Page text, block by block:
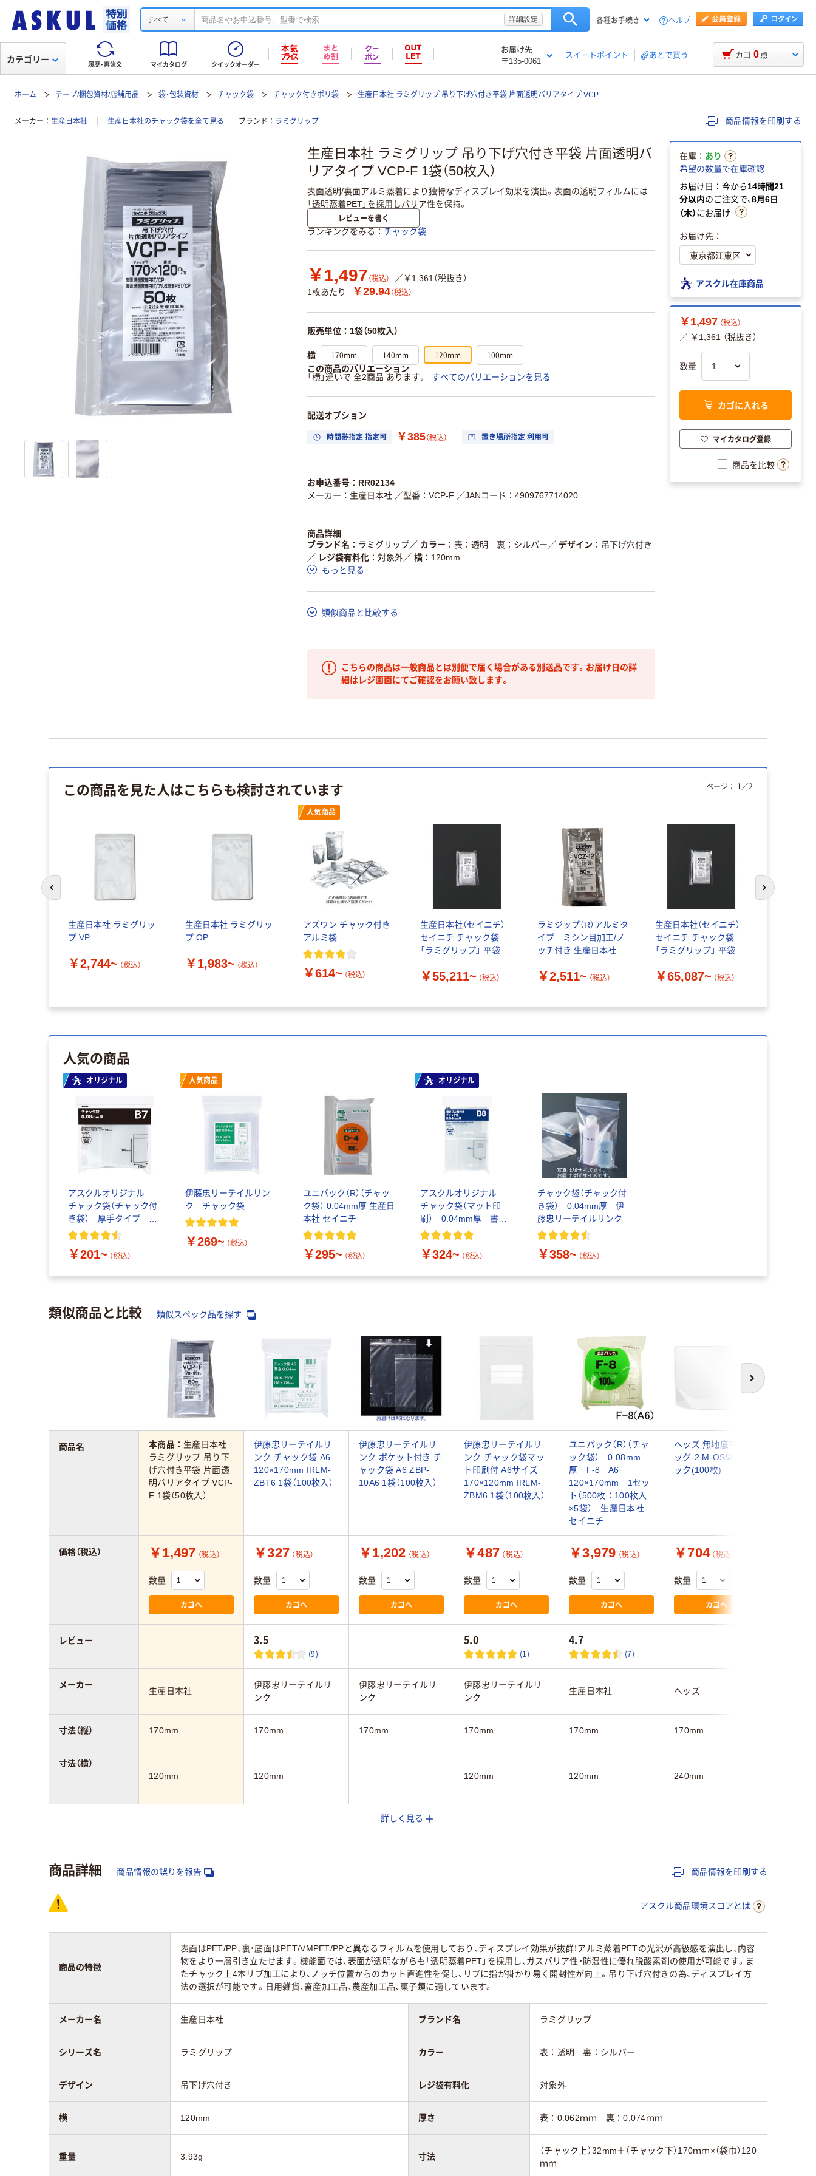
すべて 詳細設定 各種お手続き ヘルプ
履歴・再注文 マイカタログ クイックオーダー
お届け先
〒135-0061
スイートポイント あとで買う
カテゴリー カゴ 0 点
ホーム テープ/梱包資材/店舗用品 袋・包装資材 チャック袋 チャック付きポリ袋 生産日本社 ラミグリップ 吊り下げ穴付き平袋 片面透明バリアタイプ VCP
メーカー 生産日本社 生産日本社のチャック袋を全て見る ブランド ラミグリップ 商品情報を印刷する
生産日本社 ラミグリップ 吊り下げ穴付き平袋 片面透明バ
リアタイプ VCP-F 1袋（50枚入）
表面透明/裏面アルミ蒸着により独特なディスプレイ効果を演出。表面の透明フィルムには
「透明蒸着PET」を採用しバリア性を保持。
レビューを書く
ランキングをみる チャック袋
￥1,497 （税込）
／￥1,361（税抜き）
1枚あたり
￥29.94（税込）
販売単位：1袋（50枚入）
横 170mm 140mm 120mm 100mm
この商品のバリエーション
「横」違いで 全2商品 あります。
すべてのバリエーションを見る
配送オプション
時間帯指定 指定可 ￥385（税込） 置き場所指定 利用可
お申込番号：RR02134
メーカー：生産日本社 ／型番：VCP-F ／JANコード：4909767714020
商品詳細
ブランド名
ラミグリップ／ カラー 表：透明 裏：シルバー ／ デザイン
吊下げ穴付き
／ レジ袋有料化 対象外／ 横
120mm
もっと見る
類似商品と比較する
こちらの商品は一般商品とは別便で届く場合がある別送品です。お届け日の詳
細はレジ画面にてご確認をお願い致します。
在庫： あり
希望の数量で在庫確認
お届け日：今から14時間21
分以内のご注文で、8月6日
（木）にお届け
お届け先：
アスクル在庫商品
￥1,497 （税込）
／ ￥1,361 （税抜き）
数量
カゴに入れる
マイカタログ登録
商品を比較
この商品を見た人はこちらも検討されています
生産日本社 ラミグリッ
プ VP
￥2,744~ （税込）
生産日本社 ラミグリッ
プ OP
￥1,983~ （税込）
人気商品
アズワン チャック付き
アルミ袋
￥614~ （税込）
生産日本社（セイニチ）
セイニチ チャック袋
「ラミグリップ」 平袋タ
￥55,211~ （税込）
ラミジップ（R）アルミタ
イプ ミシン目加工/ノ
ッチ付き 生産日本社 セ
￥2,511~ （税込）
生産日本社（セイニチ）
セイニチ チャック袋
「ラミグリップ」 平袋バ
￥65,087~ （税込）
ページ： 1 ／2
次のスライド
人気の商品
オリジナル
アスクルオリジナル
チャック袋（チャック付
き袋） 厚手タイプ
0.08mm厚
￥201~ （税込）
人気商品
伊藤忠リーテイルリン
ク チャック袋
￥269~ （税込）
ユニパック（R）（チャッ
ク袋） 0.04mm厚 生産日
本社 セイニチ
￥295~ （税込）
オリジナル
アスクルオリジナル
チャック袋（マット印
刷） 0.04mm厚 書き
込み欄付き
￥324~ （税込）
チャック袋（チャック付
き袋） 0.04mm厚 伊
藤忠リーテイルリンク
￥358~ （税込）
類似商品と比較 類似スペック品を探す
次へ
本商品： 生産日本社
ラミグリップ 吊り下
げ穴付き平袋 片面透
明バリアタイプ VCP-
F 1袋（50枚入）
伊藤忠リーテイルリ
ンク チャック袋 A6
120×170mm IRLM-
ZBT6 1袋（100枚入）
伊藤忠リーテイルリ
ンク ポケット付き チ
ャック袋 A6 ZBP-
10A6 1袋（100枚入）
伊藤忠リーテイルリ
ンク チャック袋マッ
ト印刷付 A6サイズ
170×120mm IRLM-
ZBM6 1袋（100枚入）
ユニパック（R）（チャ
ック袋） 0.08mm
厚 F-8 A6
120×170mm 1セッ
ト（500枚：100枚入
×5袋） 生産日本社
セイニチ
ヘッズ 無地底マチバ
ッグ-2 M-OSW2 1パ
ック(100枚)
￥1,497 （税込）
数量
カゴへ
￥327 （税込）
数量
カゴへ
￥1,202 （税込）
数量
カゴへ
￥487 （税込）
数量
カゴへ
￥3,979 （税込）
数量
カゴへ
￥704 （税込）
数量
カゴへ
3.5
(9)
5.0
(1)
4.7
(7)
生産日本社
伊藤忠リーテイルリ
ンク
伊藤忠リーテイルリ
ンク
伊藤忠リーテイルリ
ンク
生産日本社 ヘッズ
170mm 170mm 170mm 170mm 170mm 170mm
120mm 120mm 120mm 120mm 240mm
商品名
価格（税込）
レビュー
メーカー
寸法（縦）
寸法（横）
アスクル商品環境
詳しく見る
商品詳細 商品情報の誤りを報告 商品情報を印刷する
アスクル商品環境スコアとは
商品の特徴
表面はPET/PP、裏・底面はPET/VMPET/PPと異なるフィルムを使用しており、ディスプレイ効果が抜群！アルミ蒸着PETの光沢が高級感を演出し、内容
物をより一層引き立たせます。機能面では、表面が透明ながらも「透明蒸着PET」を採用し、ガスバリア性・防湿性に優れ脱酸素剤の使用が可能です。ま
たチャック上4本リブ加工により、ノッチ位置からのカット直進性を促し、リブに指が掛かり易く開封性が向上。吊り下げ穴付きの為、ディスプレイ方
法の選択が可能です。日用雑貨、畜産加工品、農産加工品、菓子類に適しています。
メーカー名 生産日本社 ブランド名 ラミグリップ
シリーズ名 ラミグリップ カラー 表：透明 裏：シルバー
デザイン 吊下げ穴付き レジ袋有料化 対象外
横 120mm 厚さ 表：0.062ｍｍ 裏：0.074ｍｍ
重量 3.93g 寸法
（チャック上）32mm＋（チャック下）170ｍｍ×（袋巾）120
ｍｍ